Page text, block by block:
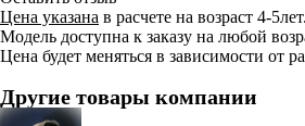
Цена указана в расчете на возраст 4-5лет.
Модель доступна к заказу на любой
Цена будет меняться в зависимости от
Другие товары компании